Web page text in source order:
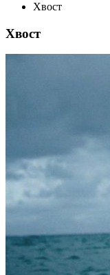
Хвост
Хвост